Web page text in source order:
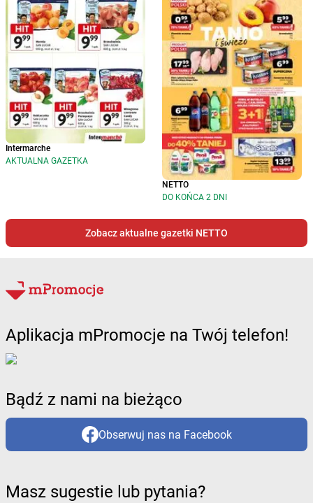
Intermarche
AKTUALNA GAZETKA
NETTO
DO KOŃCA 2 DNI
Zobacz aktualne gazetki NETTO
Aplikacja mPromocje na Twój telefon!
Bądź z nami na bieżąco
Obserwuj nas na Facebook
Masz sugestie lub pytania?